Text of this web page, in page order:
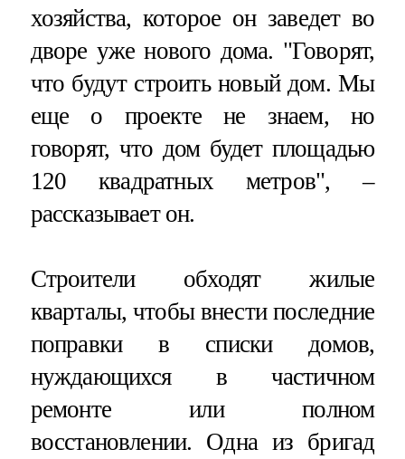
хозяйства, которое он заведет во
дворе уже нового дома. "Говорят,
что будут строить новый дом. Мы
еще о проекте не знаем, но
говорят, что дом будет площадью
120 квадратных метров", –
рассказывает он.
Строители обходят жилые
кварталы, чтобы внести последние
поправки в списки домов,
нуждающихся в частичном
ремонте или полном
восстановлении. Одна из бригад